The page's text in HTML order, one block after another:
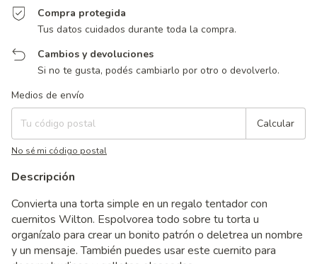
Compra protegida
Tus datos cuidados durante toda la compra.
Cambios y devoluciones
Si no te gusta, podés cambiarlo por otro o devolverlo.
Entregas para el CP:
Medios de envío
Calcular
No sé mi código postal
Descripción
Convierta una torta simple en un regalo tentador con
cuernitos Wilton. Espolvorea todo sobre tu torta u
organízalo para crear un bonito patrón o deletrea un nombre
y un mensaje. También puedes usar este cuernito para